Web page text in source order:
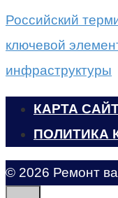
Российский
ключевой
инфраструктуры
КАРТА
ПОЛИТИКА
© 2026 Ремонт